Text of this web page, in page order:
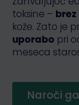
toksine –
kože. Zato je
uporabo pri
meseca
Naroči